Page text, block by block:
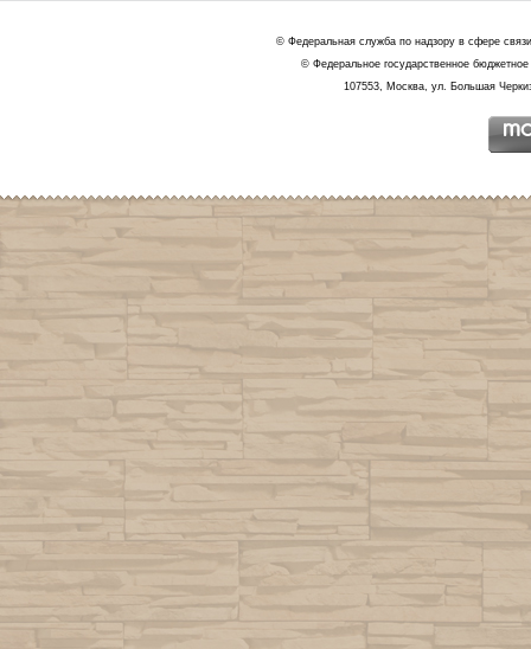
© Федеральная служба по надзору в сфере
© Федеральное государственное
107553, Москва, ул. Большая